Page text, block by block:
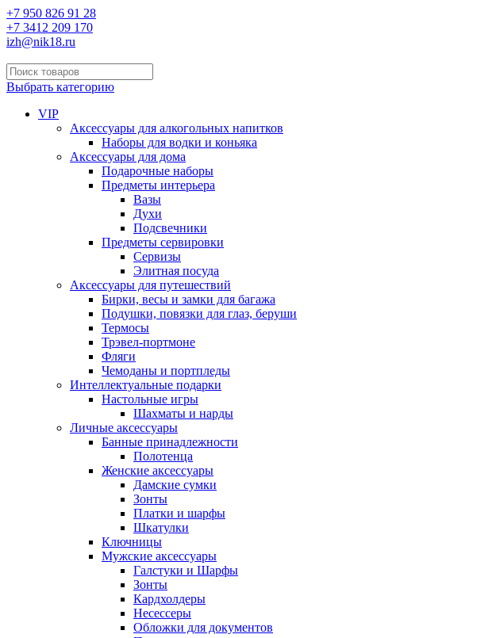
+7 950 826 91 28
+7 3412 209 170
izh@nik18.ru
Выбрать категорию
VIP
Аксессуары для алкогольных напитков
Наборы для водки и коньяка
Аксессуары для дома
Подарочные наборы
Предметы интерьера
Вазы
Духи
Подсвечники
Предметы сервировки
Сервизы
Элитная посуда
Аксессуары для путешествий
Бирки, весы и замки для багажа
Подушки, повязки для глаз, беруши
Термосы
Трэвел-портмоне
Фляги
Чемоданы и портпледы
Интеллектуальные подарки
Настольные игры
Шахматы и нарды
Личные аксессуары
Банные принадлежности
Полотенца
Женские аксессуары
Дамские сумки
Зонты
Платки и шарфы
Шкатулки
Ключницы
Мужские аксессуары
Галстуки и Шарфы
Зонты
Кардхолдеры
Несессеры
Обложки для документов